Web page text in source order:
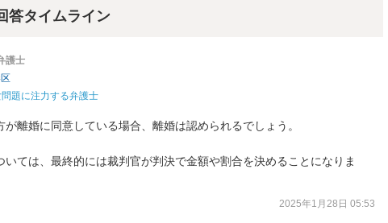
答タイムライン
護士
題に注力する弁護士
離婚に同意している場合、離婚は認められるでしょう。
いては、最終的には裁判官が判決で金額や割合を決めることになりま
2025年1月28日 05:53